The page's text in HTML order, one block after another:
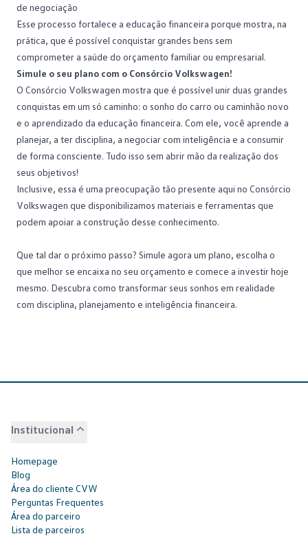
de negociação
Esse processo fortalece a educação financeira porque mostra, na
prática, que é possível conquistar grandes bens sem
comprometer a saúde do orçamento familiar ou empresarial.
Simule o seu plano com o Consórcio Volkswagen!
O Consórcio Volkswagen mostra que é possível unir duas grandes
conquistas em um só caminho: o sonho do carro ou caminhão novo
e o aprendizado da educação financeira. Com ele, você aprende a
planejar, a ter disciplina, a negociar com inteligência e a consumir
de forma consciente. Tudo isso sem abrir mão da realização dos
seus objetivos!
Inclusive, essa é uma preocupação tão presente aqui no Consórcio
Volkswagen que disponibilizamos materiais e ferramentas que
podem apoiar a construção desse conhecimento.
Que tal dar o próximo passo? Simule agora um plano, escolha o
que melhor se encaixa no seu orçamento e comece a investir hoje
mesmo. Descubra como transformar seus sonhos em realidade
com disciplina, planejamento e inteligência financeira.
Institucional
Homepage
Blog
Área do cliente CVW
Perguntas Frequentes
Área do parceiro
Lista de parceiros